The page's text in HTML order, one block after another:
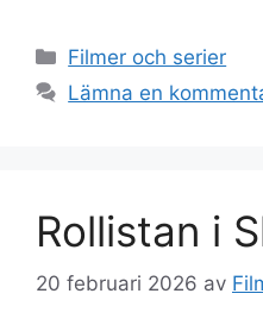
Kategorier
Filmer och serier
Lämna en
Rollistan i
20 februari 2026 av